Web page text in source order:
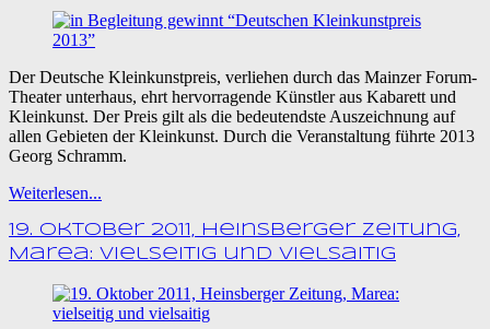
Der Deutsche Kleinkunstpreis, verliehen durch das Mainzer Forum-
Theater unterhaus, ehrt hervorragende Künstler aus Kabarett und
Kleinkunst. Der Preis gilt als die bedeutendste Auszeichnung auf
allen Gebieten der Kleinkunst. Durch die Veranstaltung führte 2013
Georg Schramm.
Weiterlesen...
19. Oktober 2011, Heinsberger Zeitung,
Marea: vielseitig und vielsaitig